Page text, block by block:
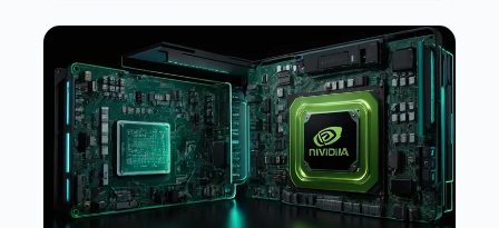
sidekicks hebben jouw back. Maar wat zijn AI
Agents precies, wat kunnen ze, en waarom zijn
ze een gamechanger voor developers? Let’s dive
in!